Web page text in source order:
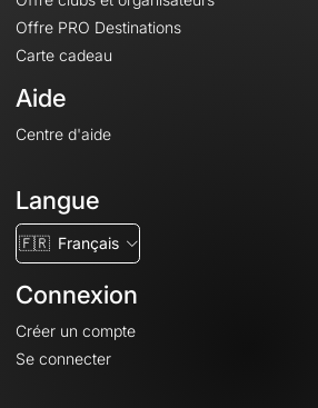
Offre PRO Destinations
Carte cadeau
Aide
Centre d'aide
Langue
🇫🇷 Français
Connexion
Créer un compte
Se connecter